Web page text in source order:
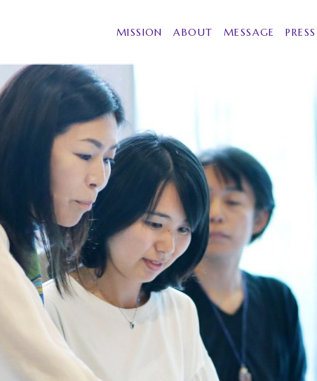
MISSION ABOUT MESSAGE PRESS